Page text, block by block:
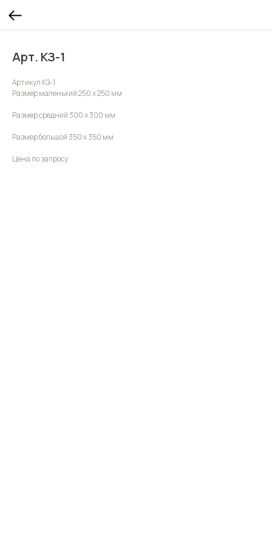
Арт. КЗ-1
Артикул КЗ-1
Размер маленький 250 х 250 мм
Размер средний 300 х 300 мм
Размер большой 350 х 350 мм
Цена по запросу